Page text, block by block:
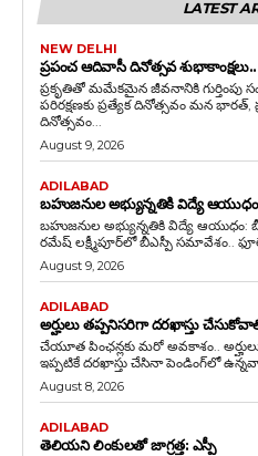
LATEST
NEW DELHI
ప్రపంచ ఆదివాసీ దినోత్సవ శుభాకాంక్షలు..
ప్రకృతితో మమేకమైన జీవనానికి గుర్తింపు సంప్రదాయాలు, సంస్కృతి, హక్కుల
పరిరక్షణకు ప్రత్యేక దినోత్సవం మన భారత్, ప్రత్యేక కథనం: ప్రపంచ ఆదివాసీ
దినోత్సవం...
August 9, 2026
ADILABAD
బహుజనుల అభ్యున్నతికి విద్యే
బహుజనుల అభ్యున్నతికి విద్యే ఆయుధం:
రమేష్ లక్ష్మీపూర్‌లో బీఎస్పీ సమావేశం..
August 9, 2026
ADILABAD
అర్హులు తప్పనిసరిగా దరఖాస్తు
చేయూత పింఛన్లకు మరో అవకాశం..
ఇప్పటికే దరఖాస్తు చేసినా పెండింగ్‌లో
August 8, 2026
ADILABAD
తెలియని లింకులతో జాగ్రత్త: ఎస్పీ